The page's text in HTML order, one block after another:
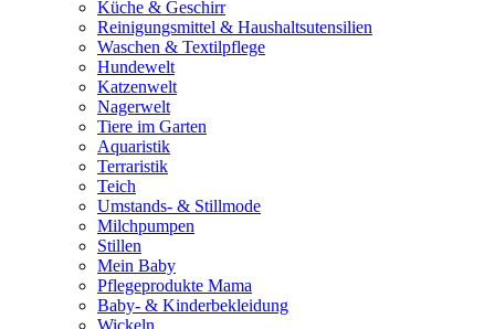
Küche & Geschirr
Reinigungsmittel & Haushaltsutensilien
Waschen & Textilpflege
Hundewelt
Katzenwelt
Nagerwelt
Tiere im Garten
Aquaristik
Terraristik
Teich
Umstands- & Stillmode
Milchpumpen
Stillen
Mein Baby
Pflegeprodukte Mama
Baby- & Kinderbekleidung
Wickeln